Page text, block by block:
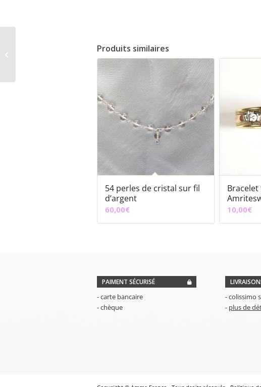
Produits similaires
54 perles de cristal sur fil
d’argent
60,00€ 10,00€
PAIMENT SÉCURISÉ
- carte bancaire
- chèque
- colissimo
- plus de